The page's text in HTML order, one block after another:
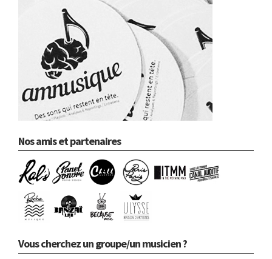
Nos amis et partenaires
Vous cherchez un groupe/un musicien ?